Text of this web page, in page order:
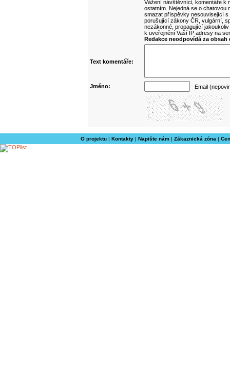
Vážení návštěvníci, komentáře k
ostatním. Nejedná se o
smazat příspěvky nesouvisející
porušující zákony ČR, vulgární,
nezákonné, propagující
k uveřejnění Vaší IP adresy na
Redakce neodpovídá za
Text komentáře:
Jméno: Email
O projektu| Kontakty| Napište nám| Zákaznická zóna |